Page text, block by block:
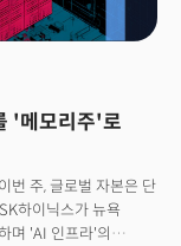
'메모리주'로
번 주, 글로벌 자본은 단
하이닉스가 뉴욕
며 'AI 인프라'의